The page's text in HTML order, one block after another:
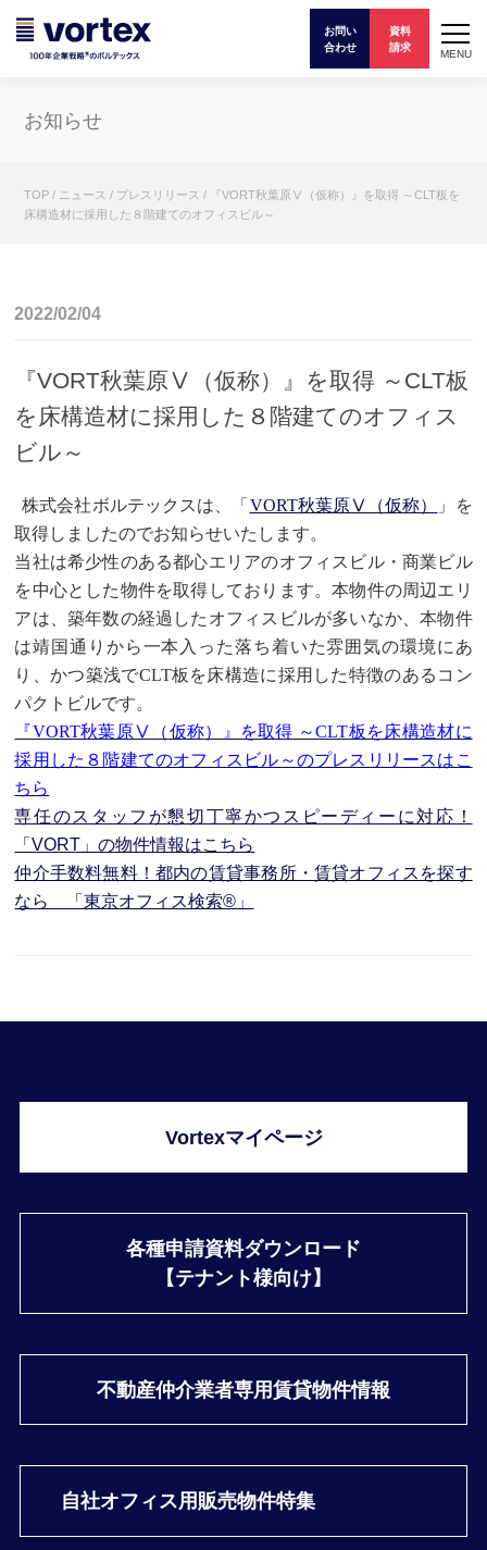
お問い
合わせ
資料
請求
MENU
お知らせ
TOP / ニュース / プレスリリース /
『VORT秋葉原Ⅴ（仮称）』を取得 ～CLT板を
床構造材に採用した８階建てのオフィスビル～
2022/02/04
『VORT秋葉原Ⅴ（仮称）』を取得 ～CLT板
を床構造材に採用した８階建てのオフィス
ビル～
株式会社ボルテックスは、「 VORT秋葉原Ⅴ（仮称）
」を
取得しましたのでお知らせいたします。
当社は希少性のある都心エリアのオフィスビル・商業ビル
を中心とした物件を取得しております。本物件の周辺エリ
アは、築年数の経過したオフィスビルが多いなか、本物件
は靖国通りから一本入った落ち着いた雰囲気の環境にあ
り、かつ築浅でCLT板を床構造に採用した特徴のあるコン
パクトビルです。
『VORT秋葉原Ⅴ（仮称）』を取得 ～CLT板を床構造材に
採用した８階建てのオフィスビル～のプレスリリースはこ
ちら
専任のスタッフが懇切丁寧かつスピーディーに対応！
「VORT」の物件情報はこちら
仲介手数料無料！都内の賃貸事務所・賃貸オフィスを探す
なら 「東京オフィス検索®」
Vortexマイページ
各種申請資料ダウンロード
【テナント様向け】
不動産仲介業者専用賃貸物件情報
自社オフィス用販売物件特集